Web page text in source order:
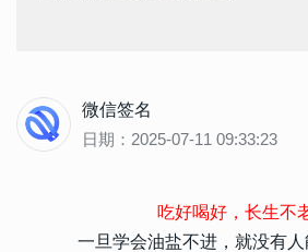
微信签名
日期：2025-07-11 09:33:23
吃好喝好，长生不
一旦学会油盐不进，就没有人